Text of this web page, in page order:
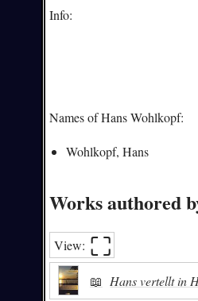
Info:
Names of Hans Wohlkopf:
Wohlkopf, Hans
Works authored
View: ⛶︎
📖 Hans vertellt in